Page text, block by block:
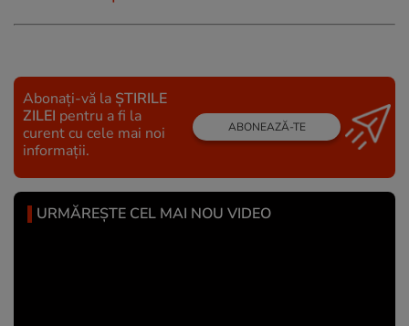
Abonați-vă la ȘTIRILE
ZILEI pentru a fi la
curent cu cele mai noi
informații.
ABONEAZĂ-TE
URMĂREȘTE CEL MAI NOU VIDEO